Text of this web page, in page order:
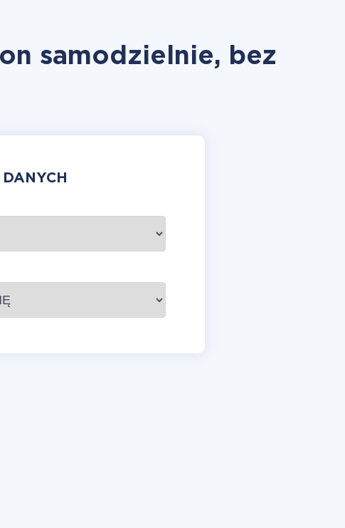
samodzielnie, bez